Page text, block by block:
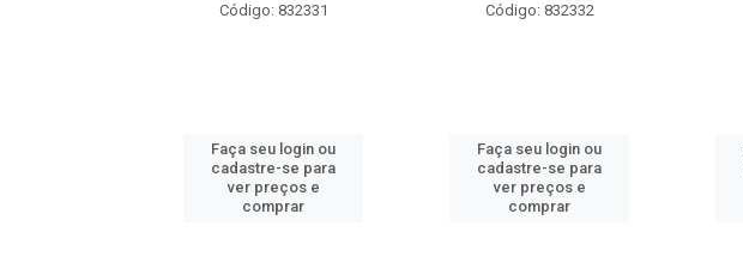
Código: 832331
Faça seu login ou
cadastre-se para
ver preços e
comprar
Código: 832332
Faça seu login ou
cadastre-se para
ver preços e
comprar